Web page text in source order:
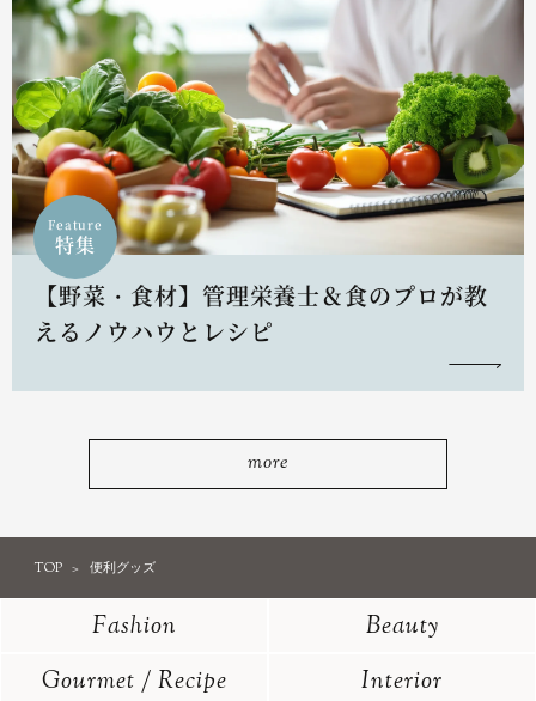
Feature
特集
【野菜・食材】管理栄養士＆食のプロが教
えるノウハウとレシピ
more
TOP 便利グッズ
Fashion
Beauty
Gourmet / Recipe
Interior